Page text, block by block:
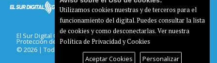
El Sur Digital Gran Canaria |Términos de uso|
Protección de datos|Mapa del sitio
© 2026 | Todos los derechos reservados
Utilizamos cookies nuestras y de terceros para el
funcionamiento del digital. Puedes consultar la lista
de cookies y como desconectarlas.Ver nuestra
Política de Privacidad y Cookies
Aceptar Cookies Personalizar